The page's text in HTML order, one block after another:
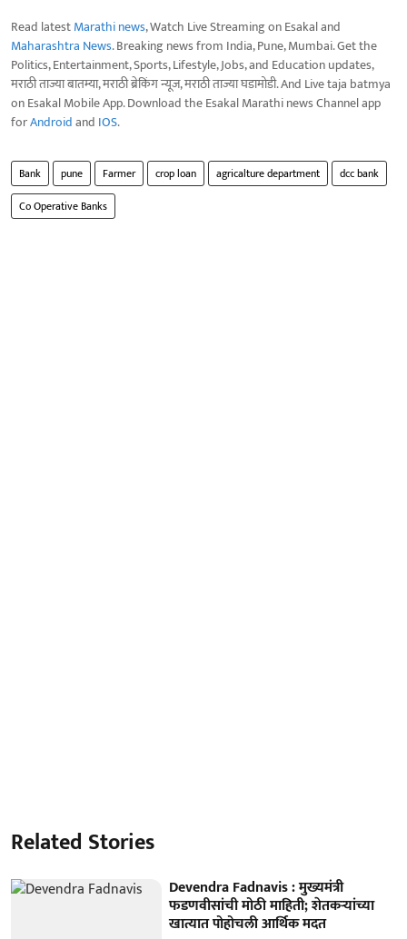
Read latestMarathi news, Watch Live Streaming on Esakal and
Maharashtra News. Breaking news from India, Pune, Mumbai. Get the
Politics, Entertainment, Sports, Lifestyle, Jobs, and Education updates,
मराठी ताज्या बातम्या, मराठी ब्रेकिंग न्यूज, मराठी ताज्या घडामोडी. And Live taja batmya
on Esakal Mobile App. Download the Esakal Marathi news Channel app
forAndroidand IOS.
Bank pune Farmer crop loan agricalture department
dcc bank
Co Operative Banks
Related Stories
Devendra Fadnavis : मुख्यमंत्री
फडणवीसांची मोठी माहिती; शेतकऱ्यांच्या
खात्यात पोहोचली आर्थिक मदत